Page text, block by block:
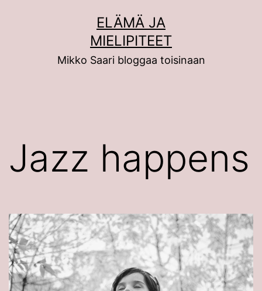
ELÄMÄ JA
MIELIPITEET
Mikko Saari bloggaa toisinaan
Jazz happens